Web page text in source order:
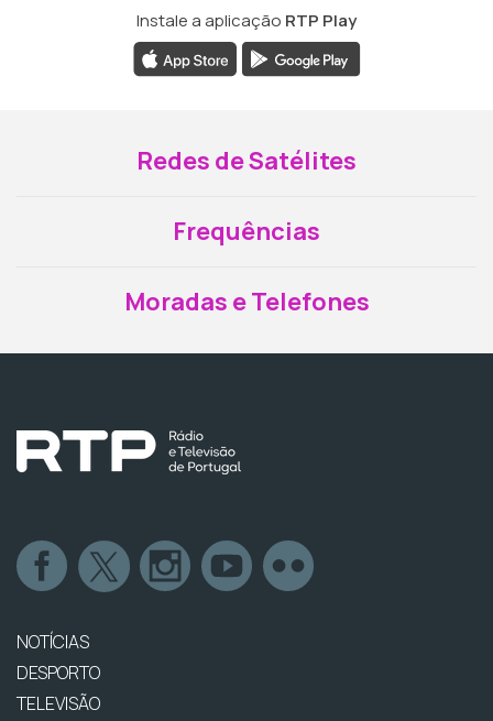
Instale a aplicação RTP Play
Redes de Satélites
Frequências
Moradas e Telefones
NOTÍCIAS
DESPORTO
TELEVISÃO